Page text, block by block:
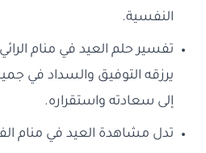
النفسية.
تفسير حلم العيد في منام
يرزقه التوفيق والسداد في
إلى سعادته واستقراره.
تدل مشاهدة العيد في منام